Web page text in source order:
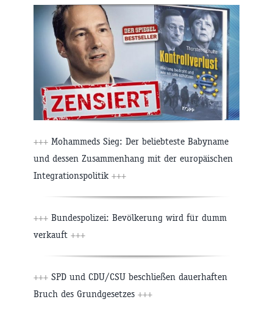
+++ Mohammeds Sieg: Der beliebteste Babyname
und dessen Zusammenhang mit der europäischen
Integrationspolitik +++
+++ Bundespolizei: Bevölkerung wird für dumm
verkauft +++
+++ SPD und CDU/CSU beschließen dauerhaften
Bruch des Grundgesetzes +++